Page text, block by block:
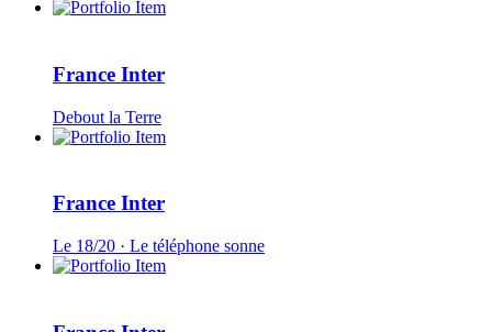
France Inter
Debout la Terre
France Inter
Le 18/20 · Le téléphone sonne